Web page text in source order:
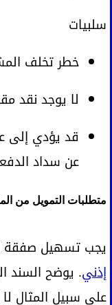
سلبيات
خطر تخلف
لا يوجد نقد
قد يؤدي إلى
عن سداد
متطلبات التمويل من
يجب تسهيل صفقة
إذني. يوضح السند
على سبيل المثال